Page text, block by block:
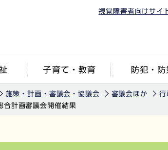
視覚障害者向けサイ
子育て・教育 防犯・防
施策・計画・審議会・協議会 審議会ほか 行
計画審議会開催結果